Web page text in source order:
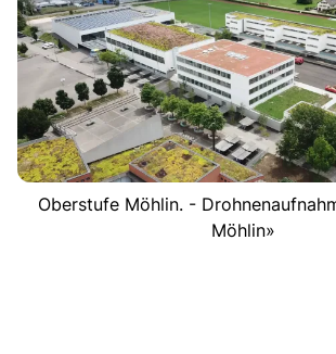
Oberstufe Möhlin. -
Möhlin»